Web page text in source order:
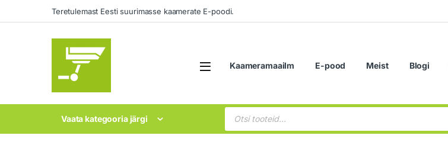
Liikuge navigeerimise juurde
Mine sisu juurdeTeretulemast Eesti suurimasse kaamerate E-poodi.
Open Kaameramaailm E-pood Meist Blogi
Vaata kategooria järgi
Products search